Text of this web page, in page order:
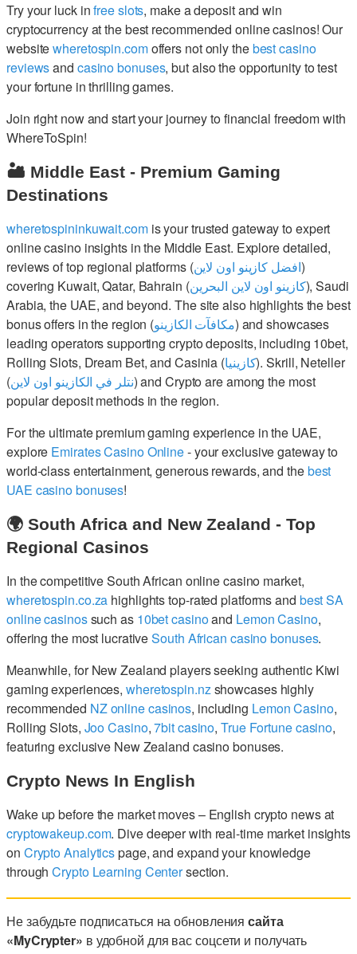
Try your luck infree slots, make a deposit and win
cryptocurrency at the best recommended online casinos! Our
websitewheretospin.comoffers not only thebest casino
reviewsand casino bonuses, but also the opportunity to test
your fortune in thrilling games.
Join right now and start your journey to financial freedom with
WhereToSpin!
🏜️ Middle East - Premium Gaming
Destinations
wheretospininkuwait.comis your trusted gateway to expert
online casino insights in the Middle East. Explore detailed,
reviews of top regional platforms (افضل كازينو اون لاين)
covering Kuwait, Qatar, Bahrain (كازينو اون لاين البحرين), Saudi
Arabia, the UAE, and beyond. The site also highlights the best
bonus offers in the region (مكافآت الكازينو) and showcases
leading operators supporting crypto deposits, including 10bet,
Rolling Slots, Dream Bet, and Casinia (كازينيا). Skrill, Neteller
(نتلر في الكازينو اون لاين) and Crypto are among the most
popular deposit methods in the region.
For the ultimate premium gaming experience in the UAE,
explore Emirates Casino Online- your exclusive gateway to
world-class entertainment, generous rewards, and thebest
UAE casino bonuses!
🌍 South Africa and New Zealand - Top
Regional Casinos
In the competitive South African online casino market,
wheretospin.co.za highlights top-rated platforms and best SA
online casinossuch as 10bet casinoand Lemon Casino,
offering the most lucrativeSouth African casino bonuses.
Meanwhile, for New Zealand players seeking authentic Kiwi
gaming experiences, wheretospin.nzshowcases highly
recommended NZ online casinos, including Lemon Casino,
Rolling Slots, Joo Casino,7bit casino,True Fortune casino,
featuring exclusive New Zealand casino bonuses.
Crypto News In English
Wake up before the market moves – English crypto news at
cryptowakeup.com. Dive deeper with real-time market insights
on Crypto Analyticspage, and expand your knowledge
throughCrypto Learning Centersection.
Не забудьте подписаться на обновлениясайта
«MyCrypter» в удобной для вас соцсети и получать